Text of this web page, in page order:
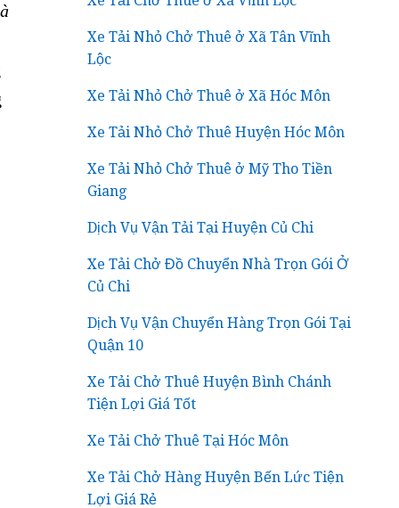
Xe Tải Nhỏ Chở Thuê ở Xã Tân Vĩnh
Lộc
Xe Tải Nhỏ Chở Thuê ở Xã Hóc Môn
Xe Tải Nhỏ Chở Thuê Huyện Hóc Môn
Xe Tải Nhỏ Chở Thuê ở Mỹ Tho Tiền
Giang
Dịch Vụ Vận Tải Tại Huyện Củ Chi
Xe Tải Chở Đồ Chuyển Nhà Trọn Gói Ở
Củ Chi
Dịch Vụ Vận Chuyển Hàng Trọn Gói Tại
Quận 10
Xe Tải Chở Thuê Huyện Bình Chánh
Tiện Lợi Giá Tốt
Xe Tải Chở Thuê Tại Hóc Môn
Xe Tải Chở Hàng Huyện Bến Lức Tiện
Lợi Giá Rẻ